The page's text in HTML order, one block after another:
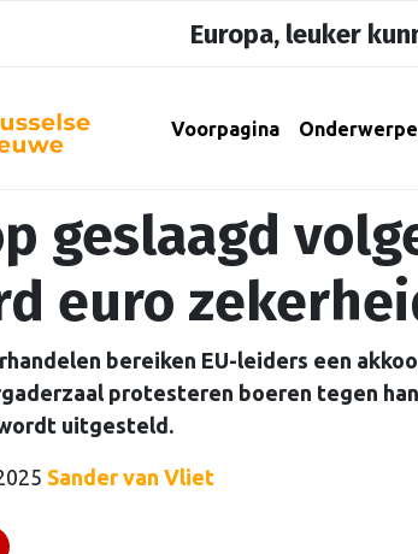
Europa, leuker
Voorpagina
geslaagd
euro
bereiken EU-leiders een
protesteren boeren tegen
uitgesteld.
Sander van Vliet